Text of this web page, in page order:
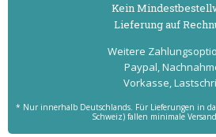
Kein
Lieferung auf
Weitere
Paypal,
Vorkasse,
* Nur innerhalb Deutschlands. Für Lieferungen in
Schweiz) fallen minimale